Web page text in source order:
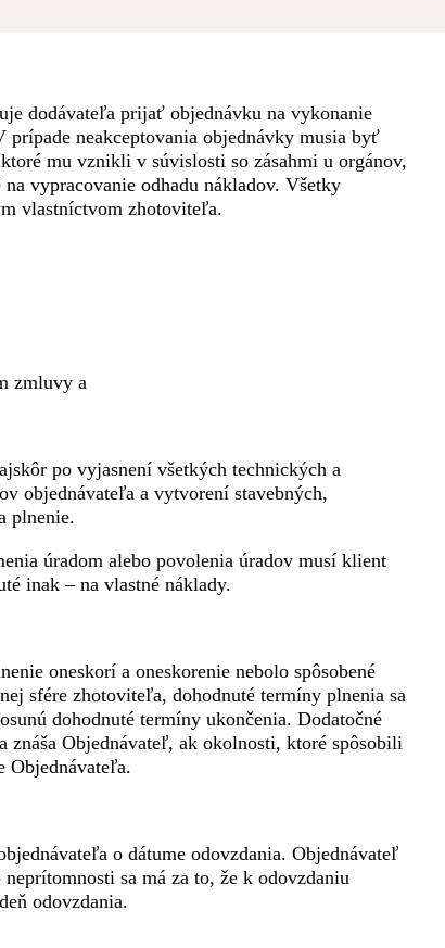
dodávateľa prijať objednávku na vykonanie
prípade neakceptovania objednávky musia byť
mu vznikli v súvislosti so zásahmi u orgánov,
vypracovanie odhadu nákladov. Všetky
vlastníctvom zhotoviteľa.
zmluvy a
po vyjasnení všetkých technických a
objednávateľa a vytvorení stavebných,
plnenie.
úradom alebo povolenia úradov musí klient
inak – na vlastné náklady.
oneskorí a oneskorenie nebolo spôsobené
sfére zhotoviteľa, dohodnuté termíny plnenia sa
dohodnuté termíny ukončenia. Dodatočné
znáša Objednávateľ, ak okolnosti, ktoré spôsobili
Objednávateľa.
o dátume odovzdania. Objednávateľ
sa má za to, že k odovzdaniu
odovzdania.